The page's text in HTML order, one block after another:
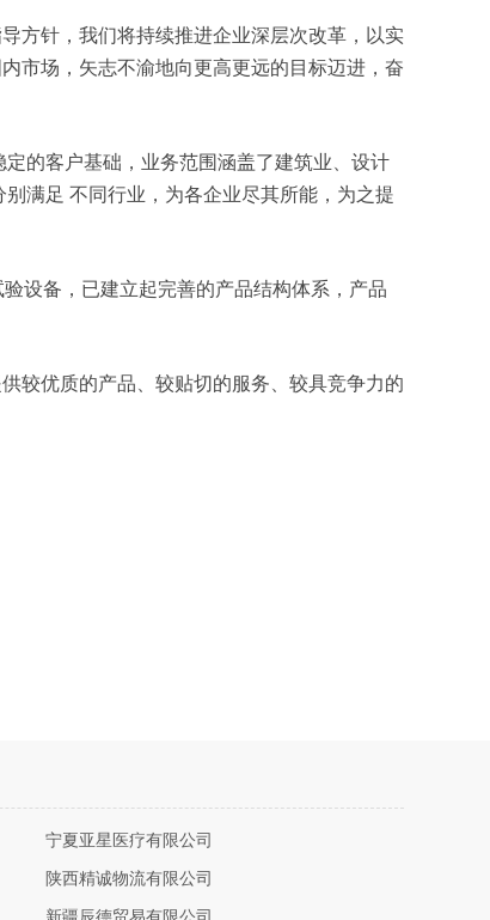
方针，我们将持续推进企业深层次改革，以实
市场，矢志不渝地向更高更远的目标迈进，奋
的客户基础，业务范围涵盖了建筑业、设计
满足 不同行业，为各企业尽其所能，为之提
设备，已建立起完善的产品结构体系，产品
较优质的产品、较贴切的服务、较具竞争力的
宁夏亚星医疗有限公司
陕西精诚物流有限公司